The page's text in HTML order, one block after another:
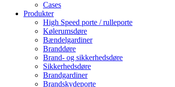
Cases
Produkter
High Speed porte / rulleporte
Kølerumsdøre
Bændelgardiner
Branddøre
Brand- og sikkerhedsdøre
Sikkerhedsdøre
Brandgardiner
Brandskydeporte